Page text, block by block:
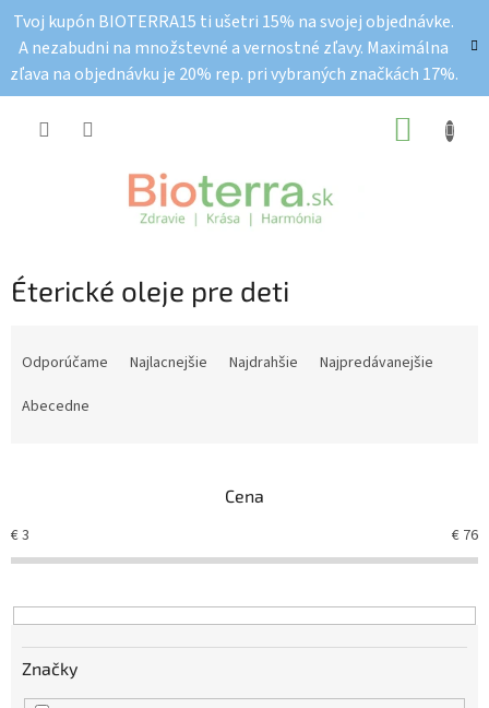
obsah
Tvoj kupón BIOTERRA15 ti ušetri 15% na svojej objednávke.
A nezabudni na množstevné a vernostné zľavy. Maximálna
zľava na objednávku je 20% rep. pri vybraných značkách 17%.
Éterické oleje pre deti
r
o
u
k
Odporúčame Najlacnejšie Najdrahšie
Najpredávanejšie
Abecedne
Cena
€3 € 76
Značky